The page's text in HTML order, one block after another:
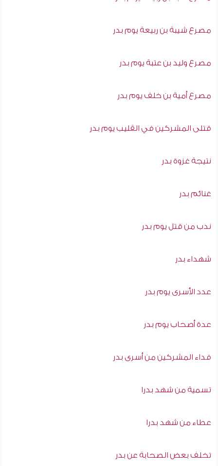
مصرع شيبة بن ربيعة يوم بدر
مصرع وليد بن عتبة يوم بدر
مصرع أمية بن خلف يوم بدر
قتلى المشركين في القليب يوم بدر
نتيجة غزوة بدر
غنائم بدر
ندب من قتل يوم بدر
شهداء بدر
عدد الأسرى يوم بدر
عدة أصحاب يوم بدر
فداء المشركين من أسرى بدر
تسمية من شهد بدرا
عطاء من شهد بدرا
تخلف بعض الصحابة عن بدر